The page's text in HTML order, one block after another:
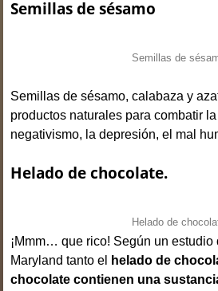
Semillas de sésamo
Semillas de
Semillas de sésamo, calabaza y
productos naturales para combatir
negativismo, la depresión, el mal
Helado de chocolate.
Helado de
¡Mmm… que rico! Según un
Maryland tanto el
helado de
chocolate contienen una